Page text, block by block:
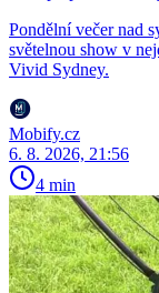
Pondělní večer nad
světelnou show v
Vivid Sydney.
Mobify.cz
6. 8. 2026, 21:56
4 min